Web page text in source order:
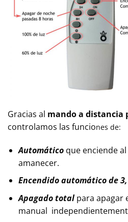
Gracias al mando a distancia
controlamos las funciones de:
Automático que enciende
amanecer.
Encendido automático de
Apagado totalpara apagar
manual